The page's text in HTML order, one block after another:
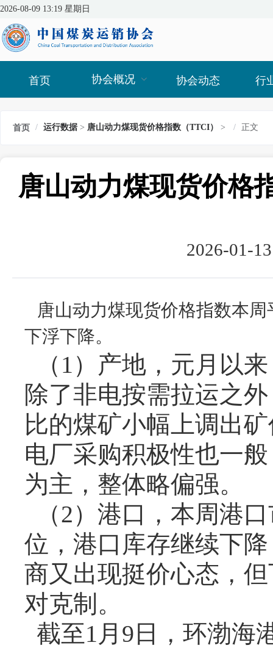
2026-08-09 13:19 星期日
首页 协会概况 协会动态 行
首页 / 运行数据 > 唐山动力煤现货价格指数（TTCI） > / 正文
唐山动力煤现货价格
2026-01-
唐山动力煤现货价格指数本周
下浮下降。
（ 1 ）产地，元月以
除了非电按需拉运之
比的煤矿小幅上调出
电厂采购积极性也一
为主，整体略偏强。
（2）港口，本周港
位，港口库存继续下
商又出现挺价心态，
对克制。
截至1 月 9 日，环渤海